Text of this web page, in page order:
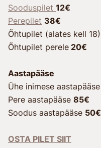
Sooduspilet 12€
Perepilet 38€
Õhtupilet (alates kell 18)
Õhtupilet perele 20€
Aastapääse
Ühe inimese aastapääse
Pere aastapääse 85€
Soodus aastapääse 50€
OSTA PILET SIIT